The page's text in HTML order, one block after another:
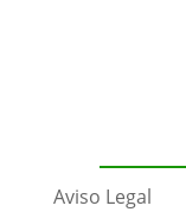
Aviso Legal